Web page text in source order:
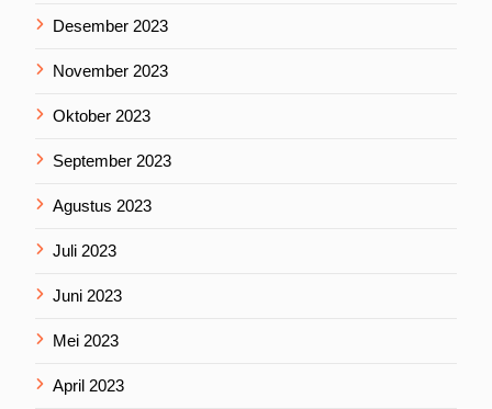
Desember 2023
November 2023
Oktober 2023
September 2023
Agustus 2023
Juli 2023
Juni 2023
Mei 2023
April 2023